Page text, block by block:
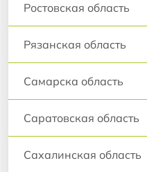
Ростовская область
Рязанская область
Самарска область
Саратовская область
Сахалинская область